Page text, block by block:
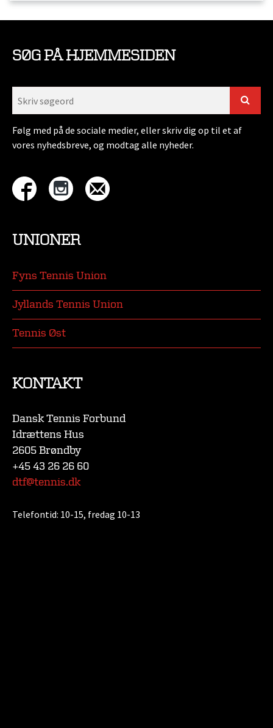
SØG PÅ HJEMMESIDEN
Følg med på de sociale medier, eller skriv dig op til et af
vores nyhedsbreve, og modtag alle nyheder.
UNIONER
Fyns Tennis Union
Jyllands Tennis Union
Tennis Øst
KONTAKT
Dansk Tennis Forbund
Idrættens Hus
2605 Brøndby
+45 43 26 26 60
dtf@tennis.dk
Telefontid: 10-15, fredag 10-13